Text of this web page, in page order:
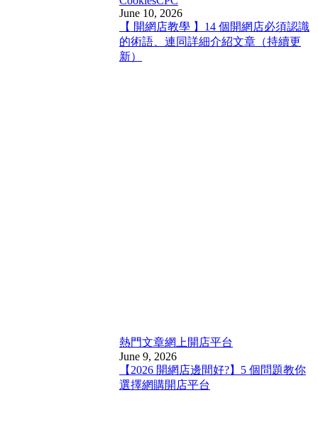
June 10, 2026
【 開網店教學 】14 個開網店必須認識
的術語、連同詳細介紹文章（持續更
新）
熱門文章網上開店平台
June 9, 2026
【2026 開網店邊間好?】5 個問題教你
選擇網購開店平台